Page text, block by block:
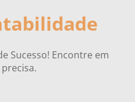
Sucesso! Encontre em